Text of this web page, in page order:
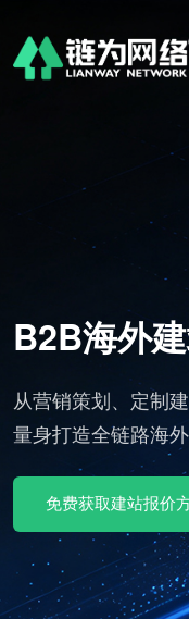
平
B2B海外
从营销策划、定制
量身打造全链路海
免费获取建站报价